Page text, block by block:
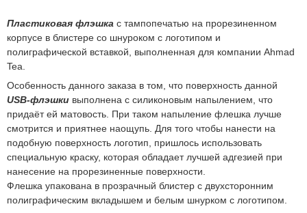
Пластиковая флэшка с тампопечатью на прорезиненном
корпусе в блистере со шнуроком с логотипом и
полиграфической вставкой, выполненная для компании Ahmad
Tea.
Особенность данного заказа в том, что поверхность данной
USB-флэшки выполнена с силиконовым напылением, что
придаёт ей матовость. При таком напыление флешка лучше
смотрится и приятнее наощупь. Для того чтобы нанести на
подобную поверхность логотип, пришлось использовать
специальную краску, которая обладает лучшей адгезией при
нанесение на прорезиненные поверхности.
Флешка упакована в прозрачный блистер с двухсторонним
полиграфическим вкладышем и белым шнурком с логотипом.